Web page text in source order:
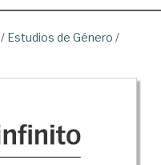
/ Estudios de Género /